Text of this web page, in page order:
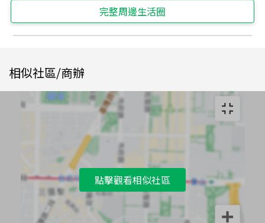
完整周邊生活圈
相似社區/商辦
點擊觀看相似社區